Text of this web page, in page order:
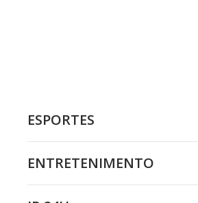
ESPORTES
ENTRETENIMENTO